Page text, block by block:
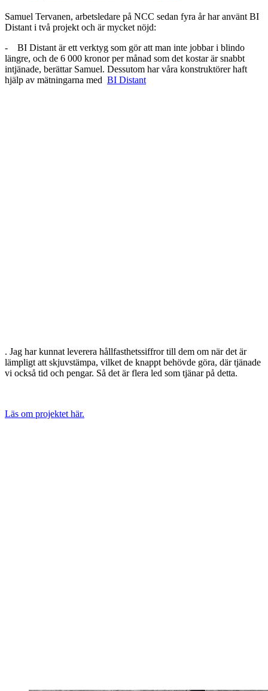
Samuel Tervanen, arbetsledare på NCC sedan fyra år har använt BI
Distant i två projekt och är mycket nöjd:
- BI Distant är ett verktyg som gör att man inte jobbar i blindo
längre, och de 6 000 kronor per månad som det kostar är snabbt
intjänade, berättar Samuel. Dessutom har våra konstruktörer haft
hjälp av mätningarna med BI Distant
. Jag har kunnat leverera hållfasthetssiffror till dem om när det är
lämpligt att skjuvstämpa, vilket de knappt behövde göra, där tjänade
vi också tid och pengar. Så det är flera led som tjänar på detta.
Läs om projektet här.